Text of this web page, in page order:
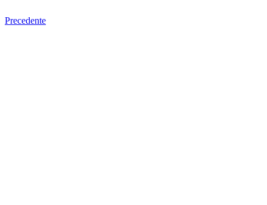
Precedente